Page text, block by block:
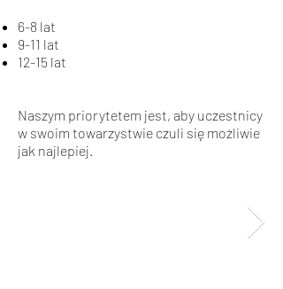
6-8 lat
9-11 lat
12-15 lat
Naszym priorytetem jest, aby uczestnicy
w swoim towarzystwie czuli się możliwie
jak najlepiej.